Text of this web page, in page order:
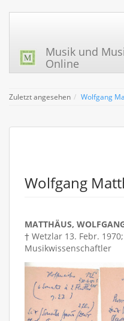
Musik und
Online
Zuletzt angesehen Wolfgang
Wolfgang
MATTHÄUS,
† Wetzlar 13. Febr.
Musikwissenschaftler